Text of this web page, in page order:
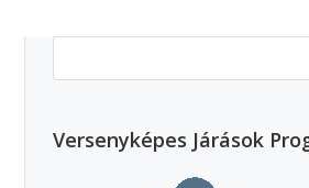
Versenyképes Járások